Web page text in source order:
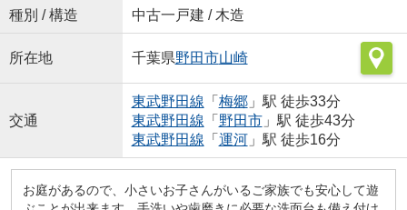
種別 / 構造 中古一戸建 / 木造
所在地 千葉県野田市山崎
交通
東武野田線 「 梅郷」駅 徒歩33分
東武野田線 「 野田市」駅 徒歩43分
東武野田線 「 運河」駅 徒歩16分
お庭があるので、小さいお子さんがいるご家族でも安心して遊